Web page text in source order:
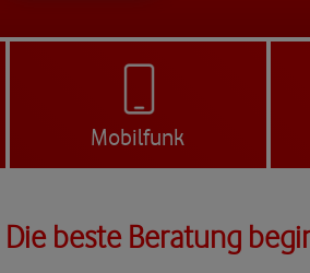
Mobilfunk
Die beste Beratung